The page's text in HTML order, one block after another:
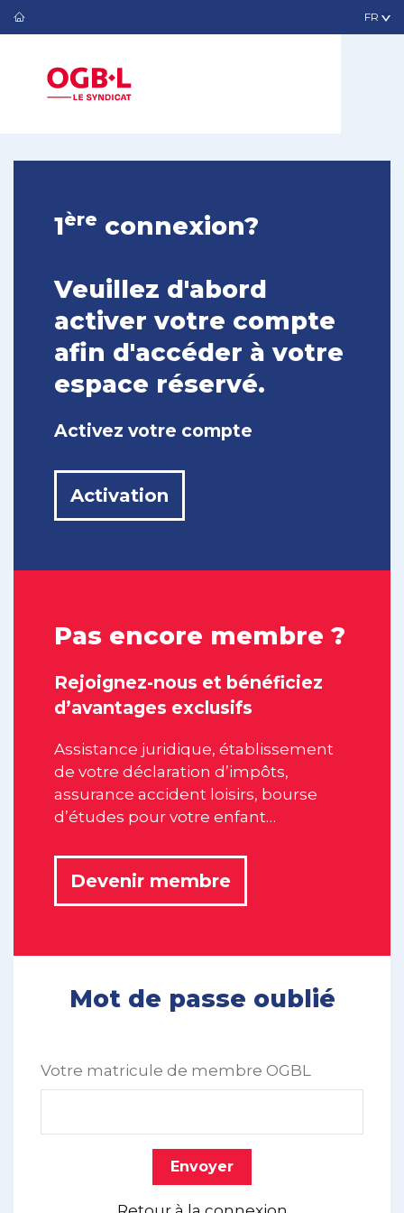
1ère connexion?
Veuillez d'abord
activer votre compte
afin d'accéder à votre
espace réservé.
Activez votre compte
Activation
Pas encore membre ?
Rejoignez-nous et bénéficiez
d’avantages exclusifs
Assistance juridique, établissement
de votre déclaration d’impôts,
assurance accident loisirs, bourse
d’études pour votre enfant…
Devenir membre
Mot de passe oublié
Votre matricule de membre OGBL
Envoyer